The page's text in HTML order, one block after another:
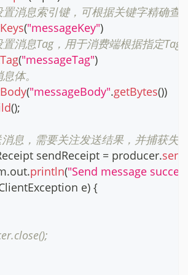
消息索引键，可根据关键字精确查
("messageKey")
消息Tag，用于消费端根据指定Tag
("messageTag")
体。
("messageBody".getBytes())
();
息，需要关注发送结果，并捕获失
sendReceipt = producer.send
.out.println("Send message
e) {